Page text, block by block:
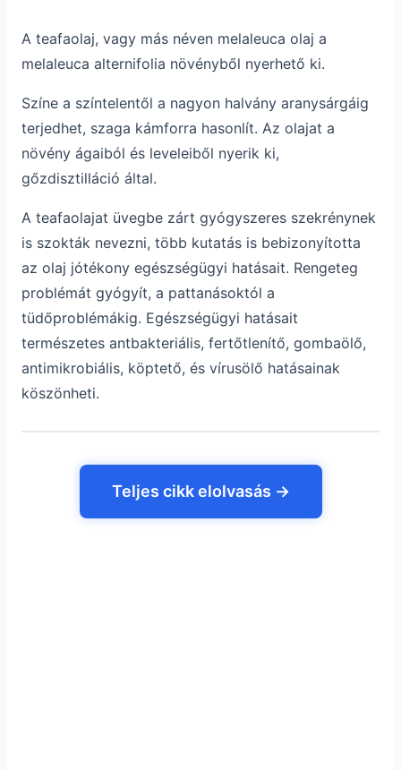
A teafaolaj, vagy más néven melaleuca olaj a
melaleuca alternifolia növényből nyerhető ki.
Színe a színtelentől a nagyon halvány aranysárgáig
terjedhet, szaga kámforra hasonlít. Az olajat a
növény ágaiból és leveleiből nyerik ki,
gőzdisztilláció által.
A teafaolajat üvegbe zárt gyógyszeres szekrénynek
is szokták nevezni, több kutatás is bebizonyította
az olaj jótékony egészségügyi hatásait. Rengeteg
problémát gyógyít, a pattanásoktól a
tüdőproblémákig. Egészségügyi hatásait
természetes antbakteriális, fertőtlenítő, gombaölő,
antimikrobiális, köptető, és vírusölő hatásainak
köszönheti.
Teljes cikk elolvasás →